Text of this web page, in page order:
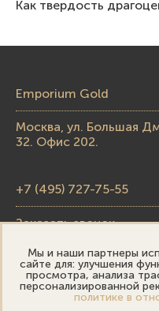
Emporium Gold
Москва, ул. Большая
32. Офис 202.
+7 (495) 727-75-55
Заказать звонок
Мы и наши партнеры
сайте для: улучшения
просмотра, анализа
персонализированной
политике в